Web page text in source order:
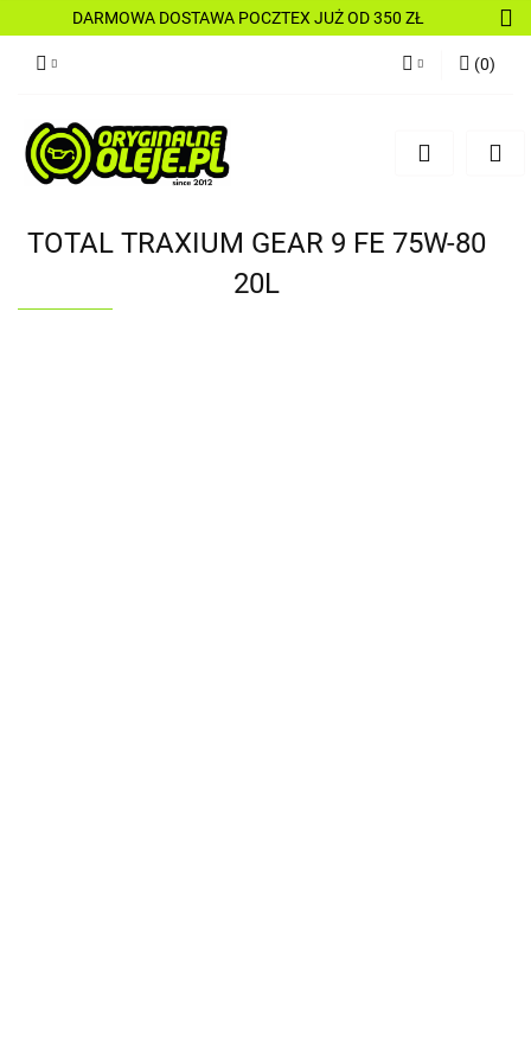
DARMOWA DOSTAWA POCZTEX JUŻ OD 350 ZŁ
Zarejestruj się
(0)
TOTAL TRAXIUM GEAR 9 FE 75W-80
20L